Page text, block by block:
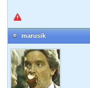
marusik